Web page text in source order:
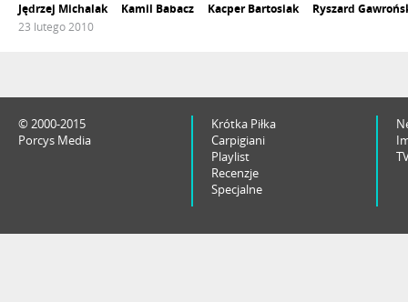
Jędrzej Michalak Kamil Babacz Kacper Bartosiak Ryszard
23 lutego 2010
© 2000-2015
Porcys Media
Krótka Piłka
Carpigiani
Playlist
Recenzje
Specjalne